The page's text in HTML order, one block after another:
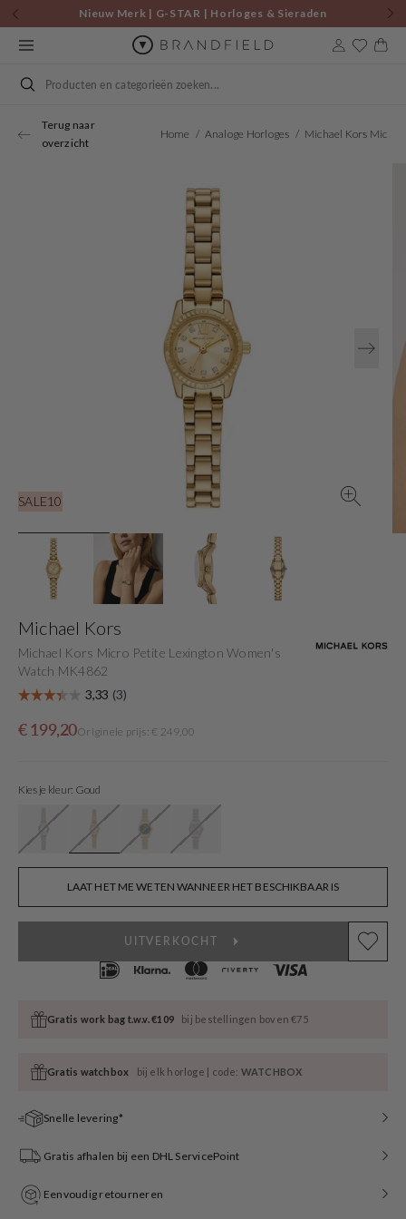
Skip to
content
Nieuw Merk | G-STAR | Horloges & Sieraden
Cart
Search
Terug naar
overzicht
Home Analoge Horloges
SALE10
Open
media
1
in
gallery
view
Michael Kors
Michael Kors Micro Petite Lexington Women's
Watch MK4862
Sale
€ 199,20
OrigineleOriginele prijs: € 249,00
Kies je kleur: Goud
LAAT HET ME WETEN WANNEER HET BESCHIKBAAR IS
UITVERKOCHT
Gratis work bag t.w.v. €109 bij bestellingen boven €75
Gratis watchbox bij elk horloge | code: WATCHBOX
Snelle levering*
Gratis afhalen bij een DHL ServicePoint
Eenvoudig retourneren